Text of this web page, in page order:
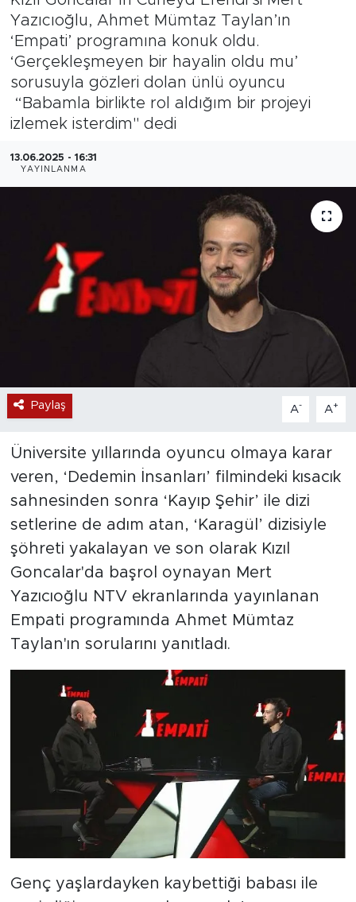
Yazıcıoğlu, Ahmet Mümtaz Taylan’ın
‘Empati’ programına konuk oldu.
‘Gerçekleşmeyen bir hayalin oldu mu’
sorusuyla gözleri dolan ünlü oyuncu
“Babamla birlikte rol aldığım bir projeyi
izlemek isterdim" dedi
13.06.2025 - 16:31
YAYINLANMA
Paylaş A- A+
Üniversite yıllarında oyuncu olmaya karar
veren, ‘Dedemin İnsanları’ filmindeki kısacık
sahnesinden sonra ‘Kayıp Şehir’ ile dizi
setlerine de adım atan, ‘Karagül’ dizisiyle
şöhreti yakalayan ve son olarak Kızıl
Goncalar'da başrol oynayan Mert
Yazıcıoğlu NTV ekranlarında yayınlanan
Empati programında Ahmet Mümtaz
Taylan'ın sorularını yanıtladı.
Genç yaşlardayken kaybettiği babası ile
Magazin
Özel Haber
Politika
Sağlık
Turizm